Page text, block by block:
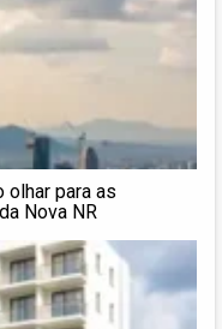
olhar para as
Nova NR